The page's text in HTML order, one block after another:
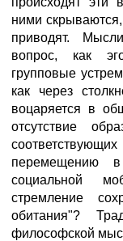
ними
приводят.
вопрос, как
групповые
как через
воцаряется в
отсутствие
перемещению
социальной
стремление
обитания"?
философской